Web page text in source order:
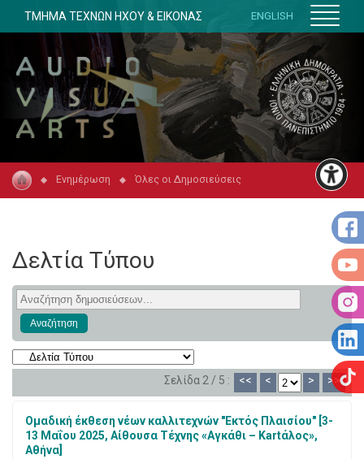
ΤΜΗΜΑ ΤΕΧΝΩΝ ΗΧΟΥ & ΕΙΚΟΝΑΣ ENGLISH
Ενημέρωση Όλες οι Δημοσιεύσεις
Δελτία Τύπου
Σελίδα 2 / 5 : << < > >>
Ομαδική έκθεση νέων καλλιτεχνών "Εκτός Πλαισίου" [3-
13 Μαΐου 2025, Αίθουσα Τέχνης «Αγκάθι – Kartάλος»,
Αθήνα]